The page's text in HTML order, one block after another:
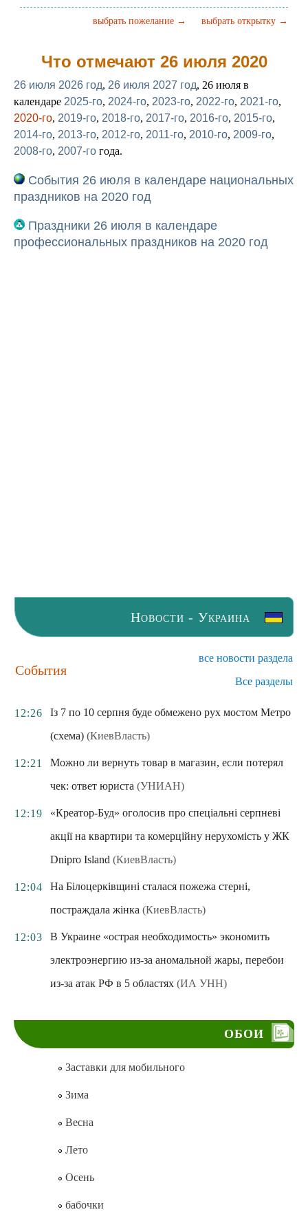
выбрать открытку →
выбрать пожелание →
Что отмечают 26 июля 2020
26 июля 2026 год, 26 июля 2027 год, 26 июля в
календаре 2025-го, 2024-го, 2023-го, 2022-го, 2021-го,
2020-го, 2019-го, 2018-го, 2017-го, 2016-го, 2015-го,
2014-го, 2013-го, 2012-го, 2011-го, 2010-го, 2009-го,
2008-го, 2007-го года.
События 26 июля в календаре национальных
праздников на 2020 год
Праздники 26 июля в календаре
профессиональных праздников на 2020 год
Новости - Украина
События
все новости раздела
Все разделы
12:26
Із 7 по 10 серпня буде обмежено рух мостом Метро
(схема) (КиевВласть)
12:21
Можно ли вернуть товар в магазин, если потерял
чек: ответ юриста (УНИАН)
12:19
«Креатор-Буд» оголосив про спеціальні серпневі
акції на квартири та комерційну нерухомість у ЖК
Dnipro Island (КиевВласть)
12:04
На Білоцерківщині сталася пожежа стерні,
постраждала жінка (КиевВласть)
12:03
В Украине «острая необходимость» экономить
электроэнергию из-за аномальной жары, перебои
из-за атак РФ в 5 областях (ИА УНН)
ОБОИ
Заставки для мобильного
Зима
Весна
Лето
Осень
бабочки